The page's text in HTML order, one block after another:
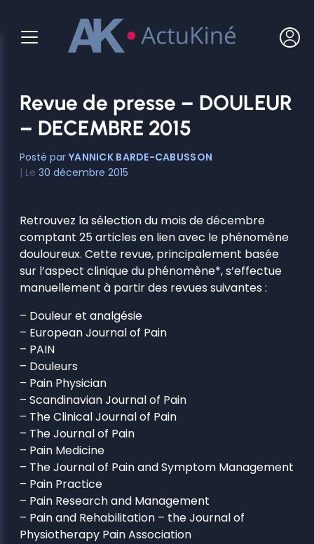
contenu
Revue de presse – DOULEUR
– DECEMBRE 2015
YANNICK BARDE-CABUSSON
30 décembre 2015
Retrouvez la sélection du mois de décembre
comptant 25 articles en lien avec le phénomène
douloureux. Cette revue, principalement basée
sur l’aspect clinique du phénomène*, s’effectue
manuellement à partir des revues suivantes :
– Douleur et analgésie
– European Journal of Pain
– PAIN
– Douleurs
– Pain Physician
– Scandinavian Journal of Pain
– The Clinical Journal of Pain
– The Journal of Pain
– Pain Medicine
– The Journal of Pain and Symptom Management
– Pain Practice
– Pain Research and Management
– Pain and Rehabilitation – the Journal of
Physiotherapy Pain Association